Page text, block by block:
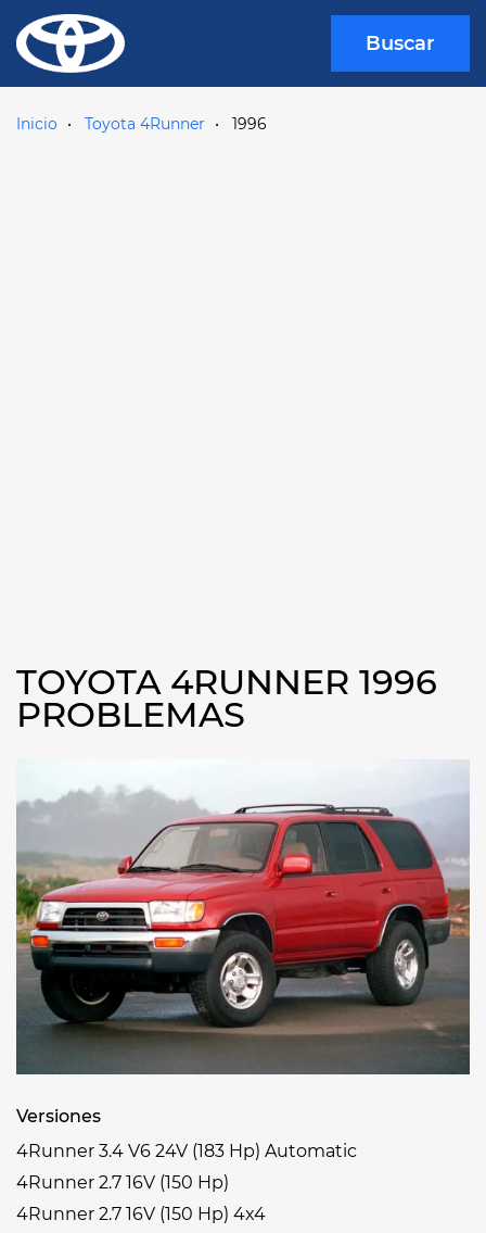
Buscar
Inicio Toyota 4Runner 1996
TOYOTA 4RUNNER 1996
PROBLEMAS
Versiones
4Runner 3.4 V6 24V (183 Hp) Automatic
4Runner 2.7 16V (150 Hp)
4Runner 2.7 16V (150 Hp) 4x4